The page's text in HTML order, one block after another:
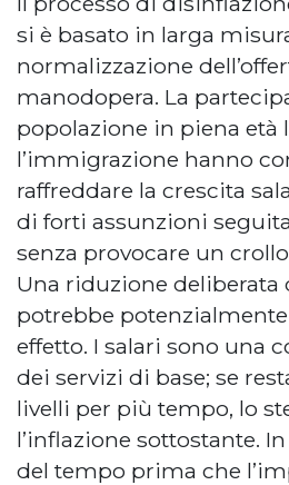
si è basato in larga
normalizzazione
manodopera. La
popolazione in piena età
l’immigrazione hanno
raffreddare la crescita
di forti assunzioni
senza provocare un
Una riduzione deliberata
potrebbe
effetto. I salari sono una
dei servizi di base; se
livelli per più tempo, lo
l’inflazione sottostante.
del tempo prima che